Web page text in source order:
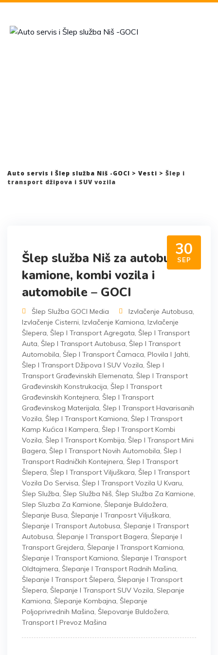
Skip
content
Auto servis i Šlep služba Niš -GOCI > Vesti > Šlep i
transport džipova i SUV vozila
30
SEP
Šlep služba Niš za autobuse,
kamione, kombi vozila i
automobile – GOCI
Šlep Služba GOCI Media Izvlačenje Autobusa,
Izvlačenje Cisterni, Izvlačenje Kamiona, Izvlačenje
Šlepera, Šlep I Transport Agregata, Šlep I Transport
Auta, Šlep I Transport Autobusa, Šlep I Transport
Automobila, Šlep I Transport Čamaca, Plovila I Jahti,
Šlep I Transport Džipova I SUV Vozila, Šlep I
Transport Građevinskih Elemenata, Šlep I Transport
Građevinskih Konstrukacija, Šlep I Transport
Građevinskih Kontejnera, Šlep I Transport
Građevinskog Materijala, Šlep I Transport Havarisanih
Vozila, Šlep I Transport Kamiona, Šlep I Transport
Kamp Kućica I Kampera, Šlep I Transport Kombi
Vozila, Šlep I Transport Kombija, Šlep I Transport Mini
Bagera, Šlep I Transport Novih Automobila, Šlep I
Transport Radničkih Kontejnera, Šlep I Transport
Šlepera, Šlep I Transport Viljuškara, Šlep I Transport
Vozila Do Servisa, Šlep I Transport Vozila U Kvaru,
Šlep Služba, Šlep Služba Niš, Šlep Služba Za Kamione,
Slep Sluzba Za Kamione, Šlepanje Buldožera,
Šlepanje Busa, Šlepanje I Tranposrt Viljuškara,
Šlepanje I Transport Autobusa, Šlepanje I Transport
Autobusa, Šlepanje I Transport Bagera, Šlepanje I
Transport Grejdera, Šlepanje I Transport Kamiona,
Šlepanje I Transport Kamiona, Šlepanje I Transport
Oldtajmera, Šlepanje I Transport Radnih Mašina,
Šlepanje I Transport Šlepera, Šlepanje I Transport
Šlepera, Šlepanje I Transport SUV Vozila, Slepanje
Kamiona, Šlepanje Kombajna, Šlepanje
Poljoprivrednih Mašina, Šlepovanje Buldožera,
Transport I Prevoz Mašina